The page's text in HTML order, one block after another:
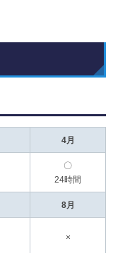
4月
〇
24時間
8月
×